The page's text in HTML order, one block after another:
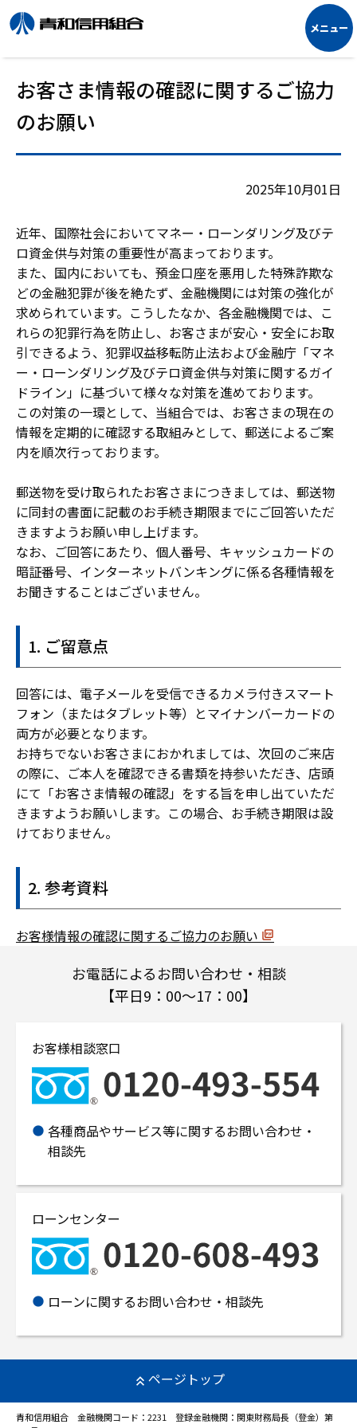
お客さま情報の確認に関するご協力
のお願い
2025年10月01日
近年、国際社会においてマネー・ローンダリング及びテ
ロ資金供与対策の重要性が高まっております。
また、国内においても、預金口座を悪用した特殊詐欺な
どの金融犯罪が後を絶たず、金融機関には対策の強化が
求められています。こうしたなか、各金融機関では、こ
れらの犯罪行為を防止し、お客さまが安心・安全にお取
引できるよう、犯罪収益移転防止法および金融庁「マネ
ー・ローンダリング及びテロ資金供与対策に関するガイ
ドライン」に基づいて様々な対策を進めております。
この対策の一環として、当組合では、お客さまの現在の
情報を定期的に確認する取組みとして、郵送によるご案
内を順次行っております。
郵送物を受け取られたお客さまにつきましては、郵送物
に同封の書面に記載のお手続き期限までにご回答いただ
きますようお願い申し上げます。
なお、ご回答にあたり、個人番号、キャッシュカードの
暗証番号、インターネットバンキングに係る各種情報を
お聞きすることはございません。
ご留意点
回答には、電子メールを受信できるカメラ付きスマート
フォン（またはタブレット等）とマイナンバーカードの
両方が必要となります。
お持ちでないお客さまにおかれましては、次回のご来店
の際に、ご本人を確認できる書類を持参いただき、店頭
にて「お客さま情報の確認」をする旨を申し出ていただ
きますようお願いします。この場合、お手続き期限は設
けておりません。
参考資料
お客様情報の確認に関するご協力のお願い
お電話によるお問い合わせ・相談
【平日9：00～17：00】
お客様相談窓口
各種商品やサービス等に関するお問い合わせ・
相談先
ローンセンター
ローンに関するお問い合わせ・相談先
ページトップ
青和信用組合 金融機関コード：2231 登録金融機関：関東財務局長（登金）第